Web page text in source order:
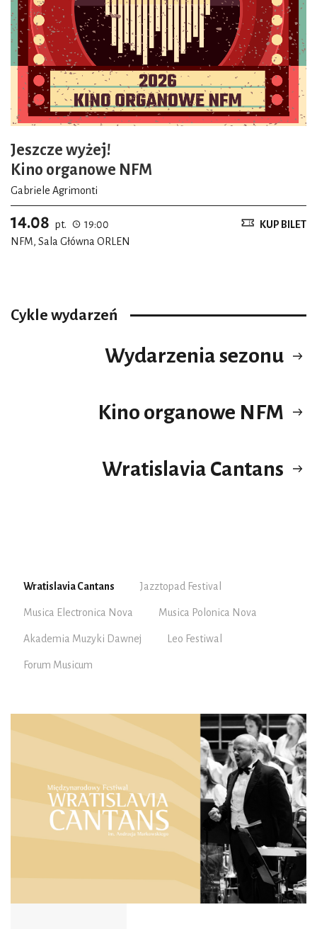
Jeszcze wyżej!
Kino organowe NFM
Gabriele Agrimonti
14.08 pt.
19:00
NFM, Sala Główna ORLEN
KUP BILET
Cykle wydarzeń
Wydarzenia sezonu
Kino organowe NFM
Wratislavia Cantans
Wratislavia Cantans Jazztopad Festival
Musica Electronica Nova Musica Polonica Nova
Akademia Muzyki Dawnej Leo Festiwal
Forum Musicum